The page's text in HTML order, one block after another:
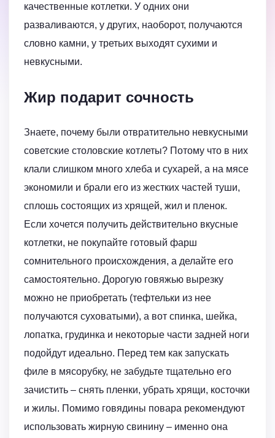
качественные котлетки. У одних они
разваливаются, у других, наоборот, получаются
словно камни, у третьих выходят сухими и
невкусными.
Жир подарит сочность
Знаете, почему были отвратительно невкусными
советские столовские котлеты? Потому что в них
клали слишком много хлеба и сухарей, а на мясе
экономили и брали его из жестких частей туши,
сплошь состоящих из хрящей, жил и пленок.
Если хочется получить действительно вкусные
котлетки, не покупайте готовый фарш
сомнительного происхождения, а делайте его
самостоятельно. Дорогую говяжью вырезку
можно не приобретать (тефтельки из нее
получаются суховатыми), а вот спинка, шейка,
лопатка, грудинка и некоторые части задней ноги
подойдут идеально. Перед тем как запускать
филе в мясорубку, не забудьте тщательно его
зачистить – снять пленки, убрать хрящи, косточки
и жилы. Помимо говядины повара рекомендуют
использовать жирную свинину – именно она